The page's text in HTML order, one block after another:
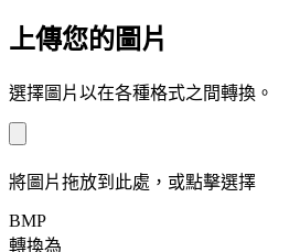
上傳您的圖片
選擇圖片以在各種格式之間轉換。
將圖片拖放到此處，或點擊選擇
BMP
轉換為